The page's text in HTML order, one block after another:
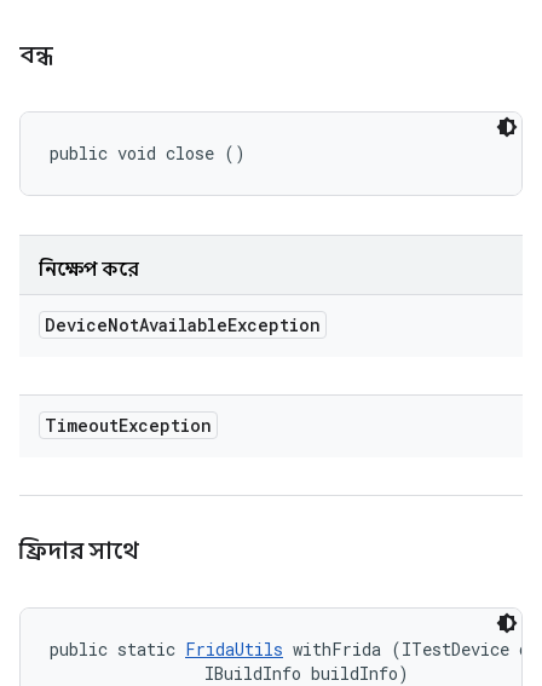
বন্ধ
public void close ()
নিক্ষেপ করে
DeviceNotAvailableException
TimeoutException
ফ্রিদার সাথে
public static FridaUtils withFrida (ITestDevice
                IBuildInfo buildInfo)